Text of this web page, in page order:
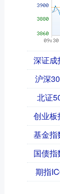
深证成
沪深
北证
创业板
基金指
国债指
期指